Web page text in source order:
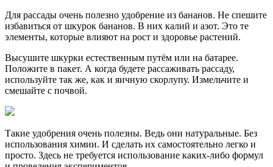
Для рассады очень полезно удобрение из бананов. Не спешите
избавиться от шкурок бананов. В них калий и азот. Это те
элементы, которые влияют на рост и здоровье растений.
Высушите шкурки естественным путём или на батарее.
Положите в пакет. А когда будете рассаживать рассаду,
используйте так же, как и яичную скорлупу. Измельчите и
смешайте с почвой.
Такие удобрения очень полезны. Ведь они натуральные. Без
использования химии. И сделать их самостоятельно легко и
просто. Здесь не требуется использование каких-либо формул